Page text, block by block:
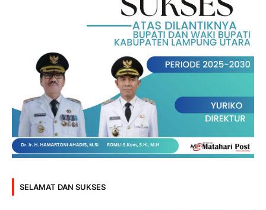
SELAMAT DAN SUKSES